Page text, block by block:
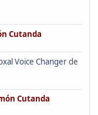
Cutanda
Voice Changerde
Cutanda